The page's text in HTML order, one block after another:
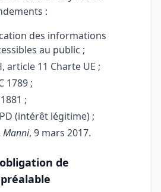
:
des informations
au public ;
article 11 Charte UE ;
1789 ;
;
(intérêt légitime) ;
Manni, 9 mars 2017.
de